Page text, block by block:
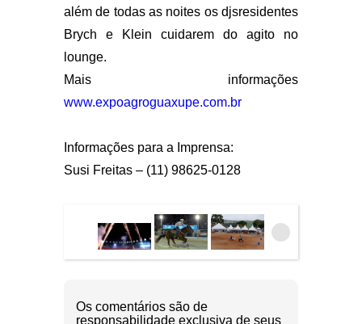
além de todas as noites os djsresidentes
Brych e Klein cuidarem do agito no
lounge.
Mais informações
www.expoagroguaxupe.com.br
Informações para a Imprensa:
Susi Freitas – (11) 98625-0128
Os comentários são de
responsabilidade exclusiva de seus